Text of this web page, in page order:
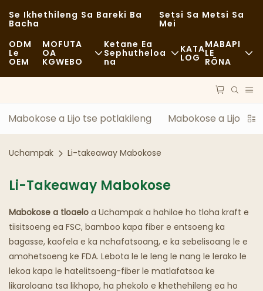
Se Ikhethileng Sa Bareki Ba
Bacha
Setsi Sa Metsi Sa
Mei
ODM
Le
OEM
MOFUTA
OA
KGWEBO
Lijo Tse Halikiloeng
Lijo Tse Monate
Li-Cafe Le Mabenkele A Kofi
Mokete Oa Lijo Tse Fapaneng
Literaka Tsa Lijo
Lebenkele
Khaba E Mafura
Ketane Ea
Sephutheloa
Na
Lisebelisoa Tse So Fetoloe
Tshebetso
Theknoloji
KATA
LOG
MABAPI
LE
RŌNA
Litaba
Linyeoe
Mabokose a Lijo tse potlakileng Mabokose a Lijo le
Uchampak Li-takeaway Mabokose
Li-Takeaway Mabokose
Mabokose a tloaelo a Uchampak a hahiloe ho tloha kraft e
tiisitsoeng ea FSC, bamboo kapa fiber e entsoeng ka
bagasse, kaofela e ka nchafatsoang, e ka sebelisoang le e
amohetsoeng ke FDA. Lebota le le leng le nang le lerako le
lekoa kapa le hatelitsoeng-fiber le matlafatsoa ke
likaroloana tsa likhopo, ha phekolo e khethehileng ea ho